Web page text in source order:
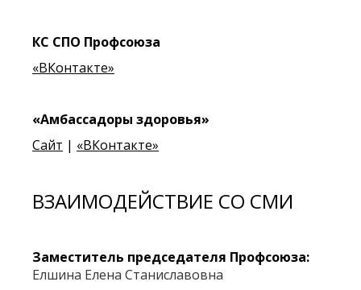
КС СПО Профсоюза
«ВКонтакте»
«Амбассадоры здоровья»
Сайт | «ВКонтакте»
ВЗАИМОДЕЙСТВИЕ СО СМИ
Заместитель председателя Профсоюза:
Елшина Елена Станиславовна